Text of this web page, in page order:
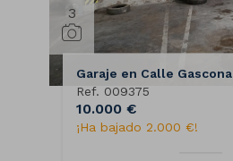
3
Garaje en Calle Gascona
Ref. 009375
10.000 €
¡Ha bajado 2.000 €!